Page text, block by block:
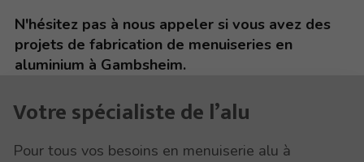
N'hésitez pas à nous appeler si vous avez des
projets de fabrication de menuiseries en
aluminium à Gambsheim.
Votre spécialiste de l’alu
Pour tous vos besoins en menuiserie alu à